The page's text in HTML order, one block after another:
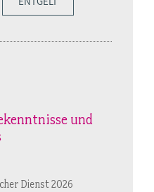
und
Dienst 2026